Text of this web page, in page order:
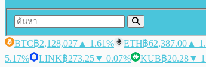
BTC฿2,128,027 ▲ 1.61% ETH฿62,387.00 ▲
5.17%
LINK฿273.25▼ 0.07% KUB฿20.28▼